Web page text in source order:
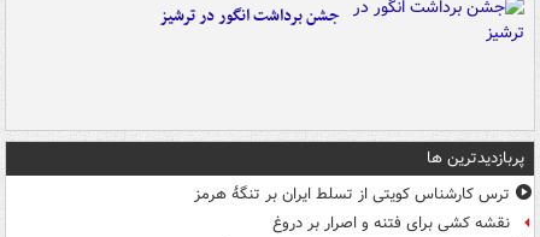
جشن برداشت انگور در ترشیز
پربازدیدترین ها
ترس کارشناس کویتی از تسلط ایران بر تنگۀ هرمز
نقشه کشی برای فتنه و اصرار بر دروغ